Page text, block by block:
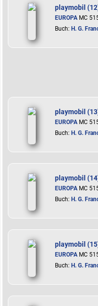
playmobil
EUROPA MC
Buch: H. G.
playmobil
EUROPA MC
Buch: H. G.
playmobil
EUROPA MC
Buch: H. G.
playmobil
EUROPA MC
Buch: H. G.